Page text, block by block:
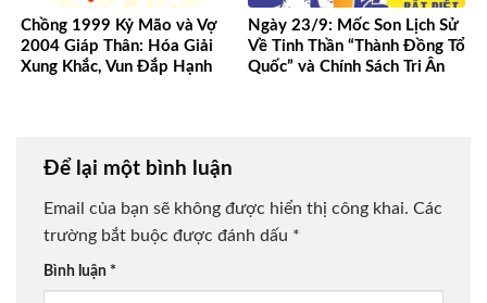
Chồng 1999 Kỷ Mão và Vợ
2004 Giáp Thân: Hóa Giải
Xung Khắc, Vun Đắp Hạnh
Ngày 23/9: Mốc Son Lịch Sử
Về Tinh Thần “Thành Đồng Tổ
Quốc” và Chính Sách Tri Ân
Để lại một bình luận
Email của bạn sẽ không được hiển thị công khai. Các
trường bắt buộc được đánh dấu *
Bình luận *